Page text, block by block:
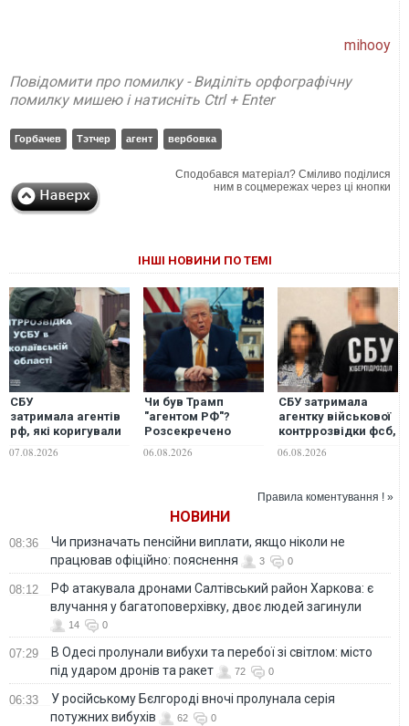
mihooy
Повідомити про помилку - Виділіть орфографічну
помилку мишею і натисніть Ctrl + Enter
Горбачев Тэтчер агент вербовка
Сподобався матеріал? Сміливо поділися
ним в соцмережах через ці кнопки
ІНШІ НОВИНИ ПО ТЕМІ
СБУ
затримала агентів
рф, які коригували
Миколаєву
07.08.2026
Чи був Трамп
"агентом РФ"?
Розсекречено
таємного
06.08.2026
СБУ затримала
агентку військової
контррозвідки фсб,
ворога на
06.08.2026
Правила коментування ! »
НОВИНИ
08:36
Чи призначать пенсійни виплати, якщо ніколи не
працював офіційно: пояснення
3 0
08:12
РФ атакувала дронами Салтівський район Харкова: є
влучання у багатоповерхівку, двоє людей загинули
14 0
07:29
В Одесі пролунали вибухи та перебої зі світлом: місто
під ударом дронів та ракет
72 0
06:33
У російському Бєлгороді вночі пролунала серія
потужних вибухів
62 0